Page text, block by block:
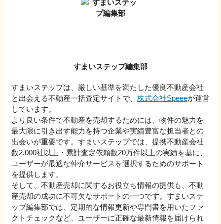
すまいステップ編集部
すまいステップは、厳しい基準を満たした優良不動産会社
と出会える不動産一括査定サイトで、 株式会社Speeeが運営
しています。
より良い条件で不動産を売却するためには、物件の魅力を
最大限に引き出す能力を持つ企業や実績豊富な担当者との
出会いが重要です。すまいステップでは、提携不動産会社
数2,000社以上・累計査定依頼数20万件以上の実績を基に、
ユーザーが最適な仲介サービスを選択するためのサポート
を提供します。
そして、不動産売却に関するお役立ち情報の提供も、不動
産売却の成功に不可欠なサポートの一つです。すまいステ
ップ編集部では、定期的な情報更新や専門書を用いたファ
クトチェックなど、ユーザーに正確な最新情報を届けられ